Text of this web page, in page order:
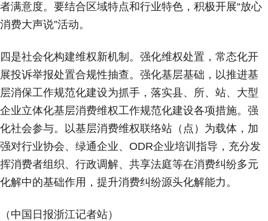
者满意度。要结合区域特点和行业特色，积极开展“放心
消费大声说”活动。
四是社会化构建维权新机制。强化维权处置，常态化开
展投诉举报处置合规性抽查。强化基层基础，以推进基
层消保工作规范化建设为抓手，落实县、所、站、大型
企业立体化基层消费维权工作规范化建设各项措施。强
化社会参与。以基层消费维权联络站（点）为载体，加
强对行业协会、绿通企业、ODR企业培训指导，充分发
挥消费者组织、行政调解、共享法庭等在消费纠纷多元
化解中的基础作用，提升消费纠纷源头化解能力。
（中国日报浙江记者站）